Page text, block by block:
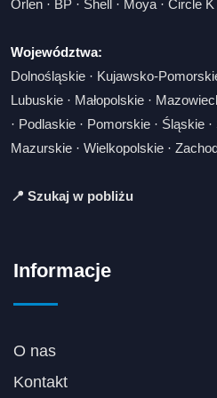
Orlen · BP · Shell · Moya · Circle K
Województwa:
Dolnośląskie · Kujawsko-
Lubuskie · Małopolskie ·
· Podlaskie · Pomorskie · Śląskie ·
Mazurskie · Wielkopolskie ·
📍 Szukaj w pobliżu
Informacje
O nas
Kontakt